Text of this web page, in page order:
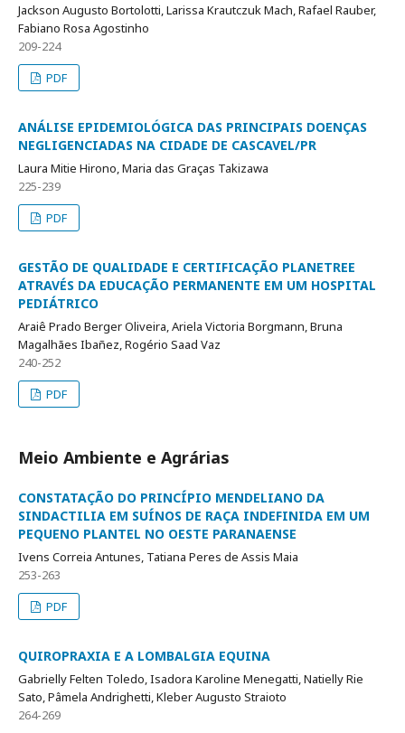
Jackson Augusto Bortolotti, Larissa Krautczuk Mach, Rafael Rauber,
Fabiano Rosa Agostinho
209-224
PDF
ANÁLISE EPIDEMIOLÓGICA DAS PRINCIPAIS DOENÇAS
NEGLIGENCIADAS NA CIDADE DE CASCAVEL/PR
Laura Mitie Hirono, Maria das Graças Takizawa
225-239
PDF
GESTÃO DE QUALIDADE E CERTIFICAÇÃO PLANETREE
ATRAVÉS DA EDUCAÇÃO PERMANENTE EM UM HOSPITAL
PEDIÁTRICO
Araiê Prado Berger Oliveira, Ariela Victoria Borgmann, Bruna
Magalhães Ibañez, Rogério Saad Vaz
240-252
PDF
Meio Ambiente e Agrárias
CONSTATAÇÃO DO PRINCÍPIO MENDELIANO DA
SINDACTILIA EM SUÍNOS DE RAÇA INDEFINIDA EM UM
PEQUENO PLANTEL NO OESTE PARANAENSE
Ivens Correia Antunes, Tatiana Peres de Assis Maia
253-263
PDF
QUIROPRAXIA E A LOMBALGIA EQUINA
Gabrielly Felten Toledo, Isadora Karoline Menegatti, Natielly Rie
Sato, Pâmela Andrighetti, Kleber Augusto Straioto
264-269